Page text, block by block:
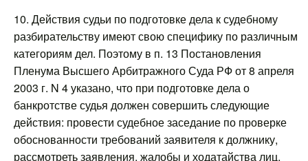
10. Действия судьи по подготовке дела к судебному
разбирательству имеют свою специфику по различным
категориям дел. Поэтому в п. 13 Постановления
Пленума Высшего Арбитражного Суда РФ от 8 апреля
2003 г. N 4 указано, что при подготовке дела о
банкротстве судья должен совершить следующие
действия: провести судебное заседание по проверке
обоснованности требований заявителя к должнику,
рассмотреть заявления, жалобы и ходатайства лиц,